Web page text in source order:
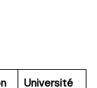
Université